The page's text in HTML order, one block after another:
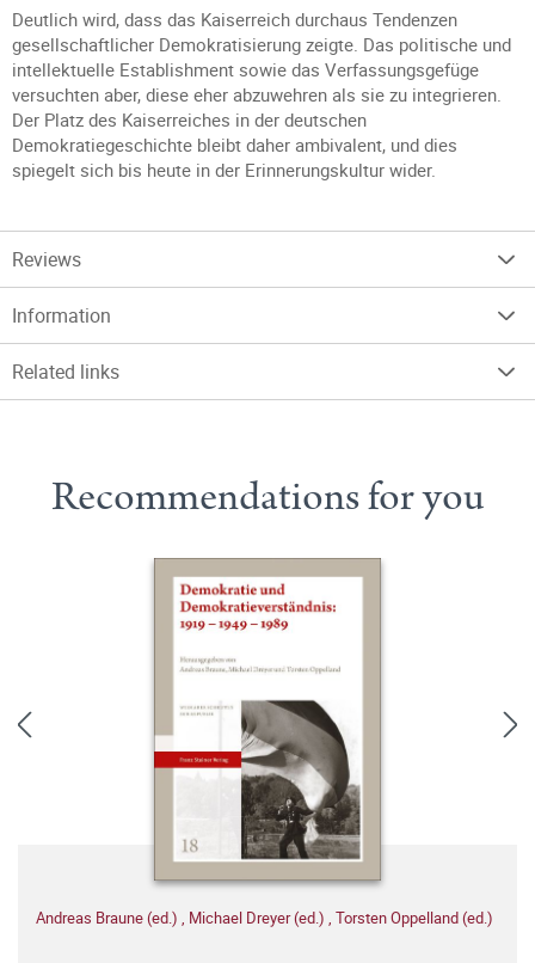
Deutlich wird, dass das Kaiserreich durchaus Tendenzen
gesellschaftlicher Demokratisierung zeigte. Das politische und
intellektuelle Establishment sowie das Verfassungsgefüge
versuchten aber, diese eher abzuwehren als sie zu integrieren.
Der Platz des Kaiserreiches in der deutschen
Demokratiegeschichte bleibt daher ambivalent, und dies
spiegelt sich bis heute in der Erinnerungskultur wider.
Reviews
Information
Related links
Recommendations for you
Andreas Braune (ed.) , Michael Dreyer (ed.) , Torsten Oppelland (ed.)